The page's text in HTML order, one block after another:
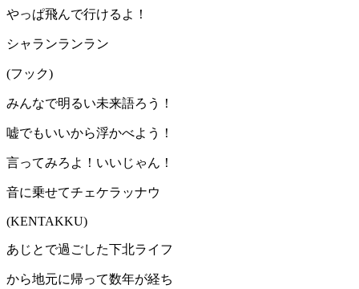
やっぱ飛んで行けるよ！
シャランランラン
(フック)
みんなで明るい未来語ろう！
嘘でもいいから浮かべよう！
言ってみろよ！いいじゃん！
音に乗せてチェケラッナウ
(KENTAKKU)
あじとで過ごした下北ライフ
から地元に帰って数年が経ち